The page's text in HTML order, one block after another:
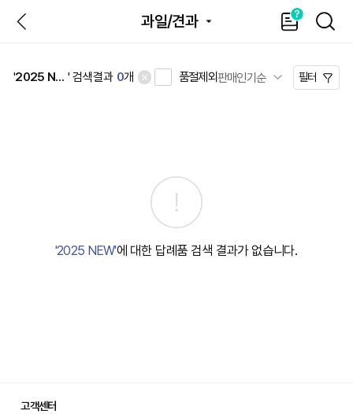
뒤
과일/견과
가
이
' 2025 NEW ' 검색결과 0개 품절제외 필터
'2025 NEW'에 대한 답례품 검색 결과가 없습니다.
고객센터